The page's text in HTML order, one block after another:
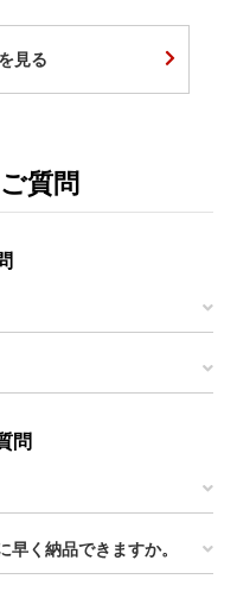
見る
質問
問
く納品できますか。